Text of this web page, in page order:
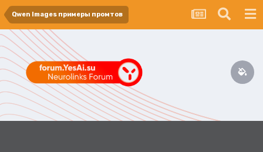
Qwen Images примеры промтов